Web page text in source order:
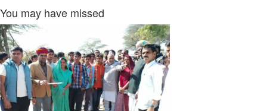
You may have missed